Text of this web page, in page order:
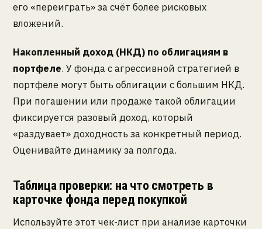
его «переиграть» за счёт более рисковых
вложений.
Накопленный доход (НКД) по облигациям в
портфеле. У фонда с агрессивной стратегией в
портфеле могут быть облигации с большим НКД.
При погашении или продаже такой облигации
фиксируется разовый доход, который
«раздувает» доходность за конкретный период.
Оценивайте динамику за полгода.
Таблица проверки: на что смотреть в
карточке фонда перед покупкой
Используйте этот чек-лист при анализе карточки